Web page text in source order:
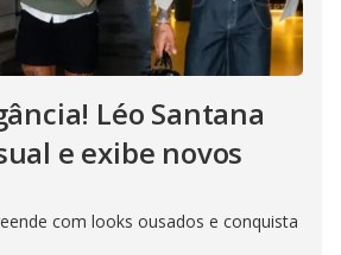
Léo Santana
e exibe novos
com looks ousados e conquista